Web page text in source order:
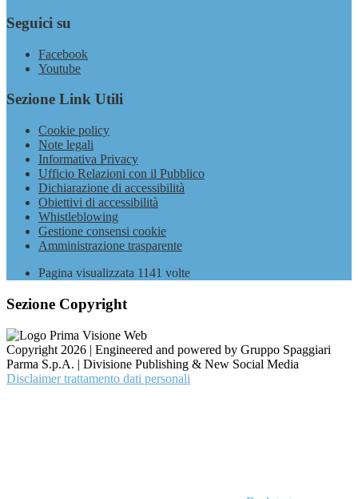
Seguici su
Facebook
Youtube
Sezione Link Utili
Cookie policy
Note legali
Informativa Privacy
Ufficio Relazioni con il Pubblico
Dichiarazione di accessibilità
Obiettivi di accessibilità
Whistleblowing
Gestione consensi cookie
Amministrazione trasparente
Pagina visualizzata 1141 volte
Sezione Copyright
Copyright 2026 | Engineered and powered by Gruppo Spaggiari
Parma S.p.A. | Divisione Publishing & New Social Media
Disclaimer trattamento dati personali